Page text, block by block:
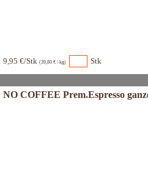
9,95 €/Stk (39,80 € / kg) Stk
NO COFFEE Prem.Espresso